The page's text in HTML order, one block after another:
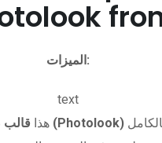
الميزات:
text
هذاقالب صورة بطاقة الهوية (Photolook)قابل للتعديل بالكامل